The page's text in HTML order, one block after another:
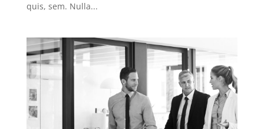
quis, sem. Nulla...